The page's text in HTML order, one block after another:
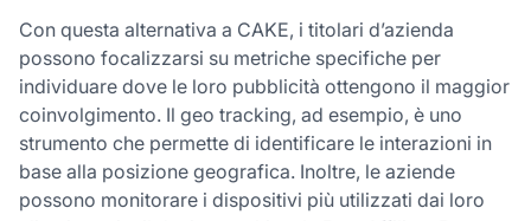
Con questa alternativa a CAKE, i titolari d’azienda
possono focalizzarsi su metriche specifiche per
individuare dove le loro pubblicità ottengono il maggior
coinvolgimento. Il geo tracking, ad esempio, è uno
strumento che permette di identificare le interazioni in
base alla posizione geografica. Inoltre, le aziende
possono monitorare i dispositivi più utilizzati dai loro